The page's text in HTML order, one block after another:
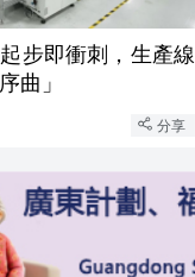
步即衝刺，生產線
曲」
分享